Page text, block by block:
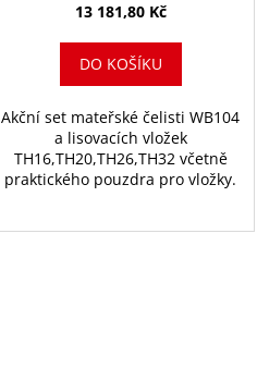
13 181,80 Kč
DO KOŠÍKU
Akční set mateřské čelisti WB104
a lisovacích vložek
TH16,TH20,TH26,TH32 včetně
praktického pouzdra pro vložky.